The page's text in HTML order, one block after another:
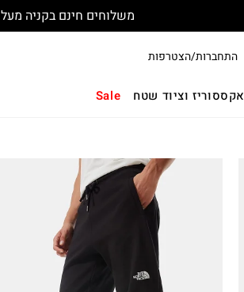
משלוחים חינם בקניה מעל 249 ש"ח
התחברות/הצטרפות
אקססוריז וציוד שטח Sale